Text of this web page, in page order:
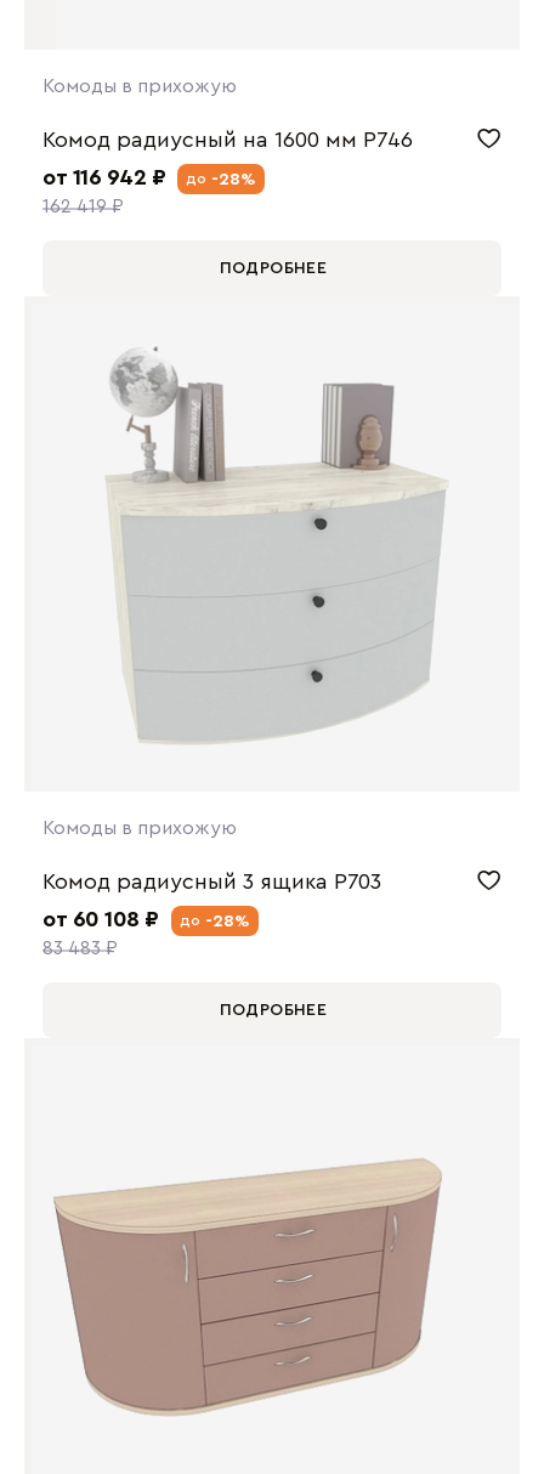
Комоды в прихожую
Комод радиусный на 1600 мм P746
от 116 942 ₽
162 419 ₽
до -28%
ПОДРОБНЕЕ
Комоды в прихожую
Комод радиусный 3 ящика P703
от 60 108 ₽
83 483 ₽
до -28%
ПОДРОБНЕЕ